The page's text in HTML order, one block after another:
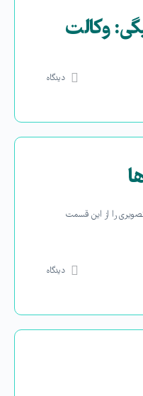
وکالت
دیدگاه
را از این قسمت
دیدگاه